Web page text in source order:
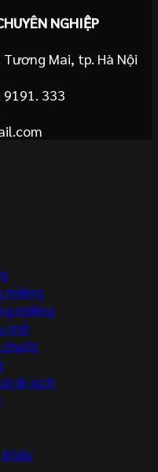
NGHIỆP
Mai, tp. Hà Nội
333
miệng
miệng
mở
chuột
lê xích